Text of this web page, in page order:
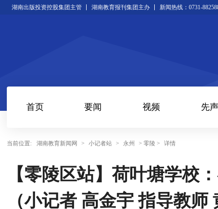
湖南出版投资控股集团主管 湖南教育报刊集团主办 新闻热线：0731-
首页 要闻 视频 先声
当前位置: 湖南教育新闻网 > 小记者站 > 永州 > 零陵 > 详情
【零陵区站】荷叶塘学校
（小记者 高金宇 指导教师